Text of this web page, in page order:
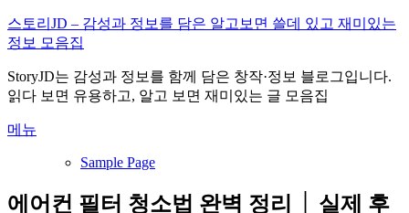
내
용
로
바
가
스토리JD – 감성과 정보를 담은 알고보면 쓸데 있고 재미있는
정보 모음집
StoryJD는 감성과 정보를 함께 담은 창작·정보 블로그입니다.
읽다 보면 유용하고, 알고 보면 재미있는 글 모음집
메뉴
Sample Page
에어컨 필터 청소법 완벽 정리 │ 실제 후